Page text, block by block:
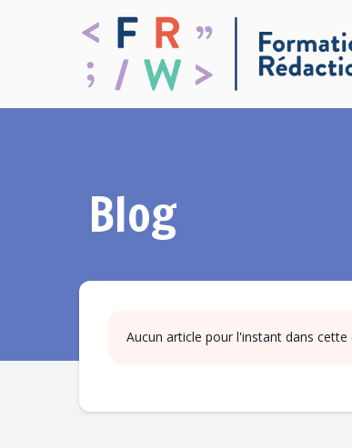
Blog
Aucun article pour l'instant dans cette